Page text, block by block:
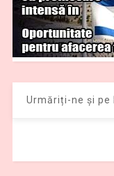
Urmăriți-ne și pe